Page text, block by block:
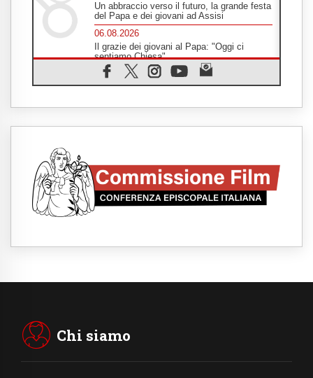
Un abbraccio verso il futuro, la grande festa
del Papa e dei giovani ad Assisi
06.08.2026
Il grazie dei giovani al Papa: "Oggi ci
sentiamo Chiesa"
06.08.2026
Leone XIV: la rivoluzione del Vangelo
umani
06.08.2026
06.08.2026
Hiroshima, ad 81 anni dalla bomba resta
alto il richiamo al disarmo mondiale
Chi siamo